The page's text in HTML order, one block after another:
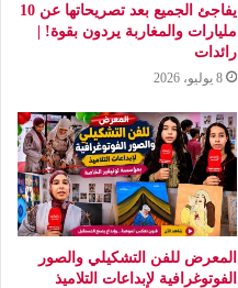
يفاجئ الجميع بعد تصريحاتها عن 10
مليارات والمغاربة يردون بقوة! |
رائدات
8 يوليو، 2026
المعرض للفن التشكيلي والصور
الفوتوغرافية لإبداعات التلاميذ